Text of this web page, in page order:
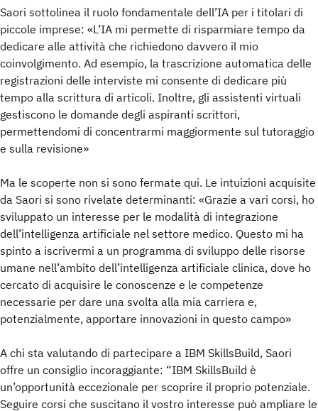
Saori sottolinea il ruolo fondamentale dell’IA per i titolari di
piccole imprese: «L’IA mi permette di risparmiare tempo da
dedicare alle attività che richiedono davvero il mio
coinvolgimento. Ad esempio, la trascrizione automatica delle
registrazioni delle interviste mi consente di dedicare più
tempo alla scrittura di articoli. Inoltre, gli assistenti virtuali
gestiscono le domande degli aspiranti scrittori,
permettendomi di concentrarmi maggiormente sul tutoraggio
e sulla revisione»
Ma le scoperte non si sono fermate qui. Le intuizioni acquisite
da Saori si sono rivelate determinanti: «Grazie a vari corsi, ho
sviluppato un interesse per le modalità di integrazione
dell’intelligenza artificiale nel settore medico. Questo mi ha
spinto a iscrivermi a un programma di sviluppo delle risorse
umane nell’ambito dell’intelligenza artificiale clinica, dove ho
cercato di acquisire le conoscenze e le competenze
necessarie per dare una svolta alla mia carriera e,
potenzialmente, apportare innovazioni in questo campo»
A chi sta valutando di partecipare a IBM SkillsBuild, Saori
offre un consiglio incoraggiante: “IBM SkillsBuild è
un’opportunità eccezionale per scoprire il proprio potenziale.
Seguire corsi che suscitano il vostro interesse può ampliare le